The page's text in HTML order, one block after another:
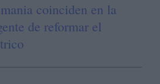
coinciden en la
de reformar el